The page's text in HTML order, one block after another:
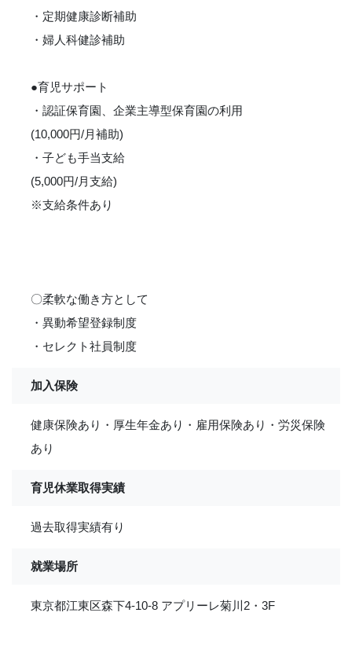
・定期健康診断補助
・婦人科健診補助
●育児サポート
・認証保育園、企業主導型保育園の利用
(10,000円/月補助)
・子ども手当支給
(5,000円/月支給)
※支給条件あり
〇柔軟な働き方として
・異動希望登録制度
・セレクト社員制度
加入保険
健康保険あり・厚生年金あり・雇用保険あり・労災保険
あり
育児休業取得実績
過去取得実績有り
就業場所
東京都江東区森下4-10-8 アプリーレ菊川2・3F